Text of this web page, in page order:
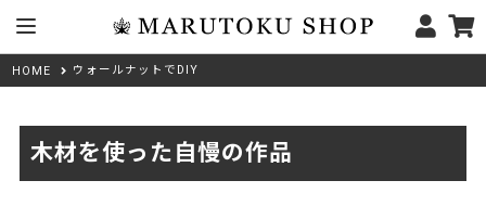
HOME ウォールナットでDIY
木材を使った自慢の作品